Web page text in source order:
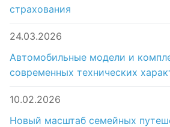
страхования
24.03.2026
Автомобильные модели и
современных технических
10.02.2026
Новый масштаб семейных